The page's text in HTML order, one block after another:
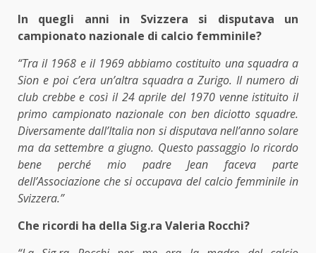
In quegli anni in Svizzera si disputava un
campionato nazionale di calcio femminile?
“Tra il 1968 e il 1969 abbiamo costituito una squadra a
Sion e poi c’era un’altra squadra a Zurigo. Il numero di
club crebbe e così il 24 aprile del 1970 venne istituito il
primo campionato nazionale con ben diciotto squadre.
Diversamente dall’Italia non si disputava nell’anno solare
ma da settembre a giugno. Questo passaggio lo ricordo
bene perché mio padre Jean faceva parte
dell’Associazione che si occupava del calcio femminile in
Svizzera.”
Che ricordi ha della Sig.ra Valeria Rocchi?